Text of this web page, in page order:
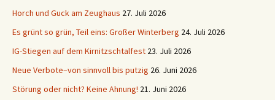
Horch und Guck am Zeughaus 27. Juli 2026
Es grünt so grün, Teil eins: Großer Winterberg 24. Juli 2026
IG-Stiegen auf dem Kirnitzschtalfest 23. Juli 2026
Neue Verbote–von sinnvoll bis putzig 26. Juni 2026
Störung oder nicht? Keine Ahnung! 21. Juni 2026